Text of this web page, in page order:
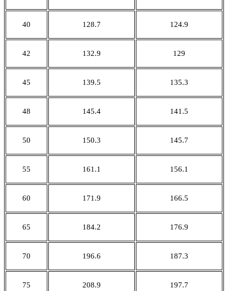
40 128.7 124.9
42 132.9 129
45 139.5 135.3
48 145.4 141.5
50 150.3 145.7
55 161.1 156.1
60 171.9 166.5
65 184.2 176.9
70 196.6 187.3
75 208.9 197.7